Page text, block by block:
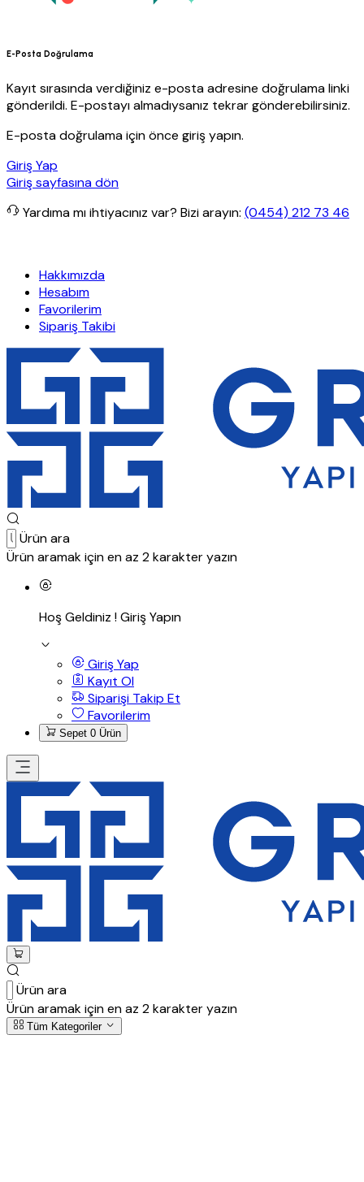
E-Posta Doğrulama
Kayıt sırasında verdiğiniz e-posta adresine doğrulama linki
gönderildi. E-postayı almadıysanız tekrar gönderebilirsiniz.
E-posta doğrulama için önce giriş yapın.
Giriş Yap
Giriş sayfasına dön
Yardıma mı ihtiyacınız var? Bizi arayın: (0454) 212 73 46
Hakkımızda
Hesabım
Favorilerim
Sipariş Takibi
Ürün ara
Ürün aramak için en az 2 karakter yazın
Hoş Geldiniz !Giriş Yapın
Giriş Yap
Kayıt Ol
Siparişi Takip Et
Favorilerim
Sepet 0 Ürün
Ürün ara
Ürün aramak için en az 2 karakter yazın
Tüm Kategoriler